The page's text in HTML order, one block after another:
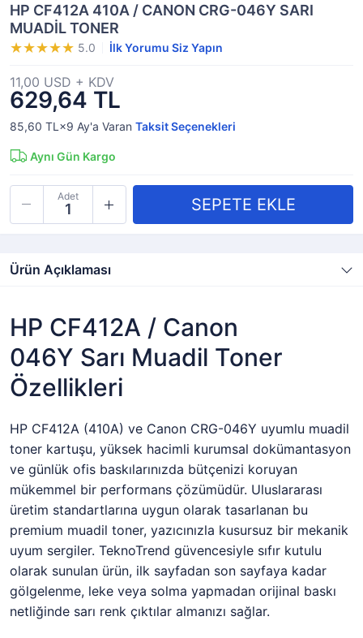
HP CF412A 410A / CANON CRG-046Y SARI
MUADİL TONER
5.0 İlk Yorumu Siz Yapın
629,64 TL
11,00 USD + KDV
85,60 TL×9 Ay'a Varan Taksit Seçenekleri
Aynı Gün Kargo
Adet
Ürün Açıklaması
HP CF412A / Canon
046Y Sarı Muadil Toner
Özellikleri
HP CF412A (410A) ve Canon CRG-046Y uyumlu muadil
toner kartuşu, yüksek hacimli kurumsal dokümantasyon
ve günlük ofis baskılarınızda bütçenizi koruyan
mükemmel bir performans çözümüdür. Uluslararası
üretim standartlarına uygun olarak tasarlanan bu
premium muadil toner, yazıcınızla kusursuz bir mekanik
uyum sergiler. TeknoTrend güvencesiyle sıfır kutulu
olarak sunulan ürün, ilk sayfadan son sayfaya kadar
gölgelenme, leke veya solma yapmadan orijinal baskı
netliğinde sarı renk çıktılar almanızı sağlar.